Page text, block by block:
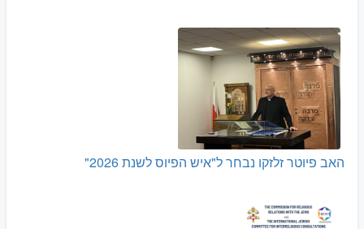
האב פיוטר זלזקו נבחר ל"איש הפיוס לשנת 2026"